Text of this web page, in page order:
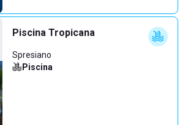
Piscina Tropicana
Spresiano
Piscina